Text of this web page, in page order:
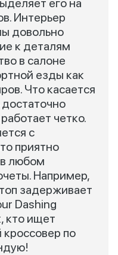
его на
Интерьер
довольно
к деталям
в салоне
езды как
Что касается
четко.
с
приятно
любом
Например,
задерживает
Dashing
кто ищет
по